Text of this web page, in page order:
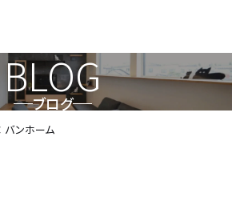
BLOG
ブログ
ンホーム